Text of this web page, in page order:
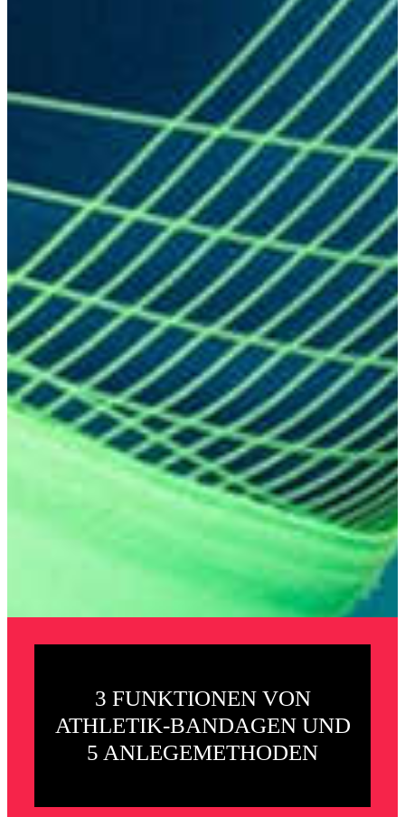
3 FUNKTIONEN VON
ATHLETIK-BANDAGEN UND
5 ANLEGEMETHODEN